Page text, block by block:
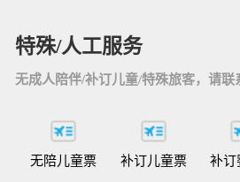
特殊/人工服务
无成人陪伴/补订儿童/特殊旅客，请联
无陪儿童票 补订儿童票 补订